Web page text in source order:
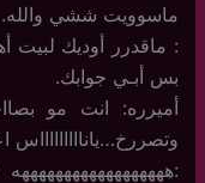
ماسوويت ششي والله.
: ماقدرر أوديك لبيت
بس أبـي جوابك.
أميرره: انت مو
وتصررخ…ياناااااااااس